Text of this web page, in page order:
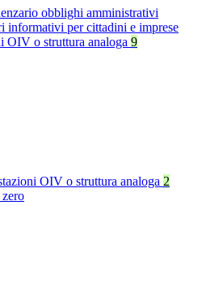
obblighi amministrativi
informativi per cittadini e imprese
OIV o struttura analoga 9
OIV o struttura analoga 2